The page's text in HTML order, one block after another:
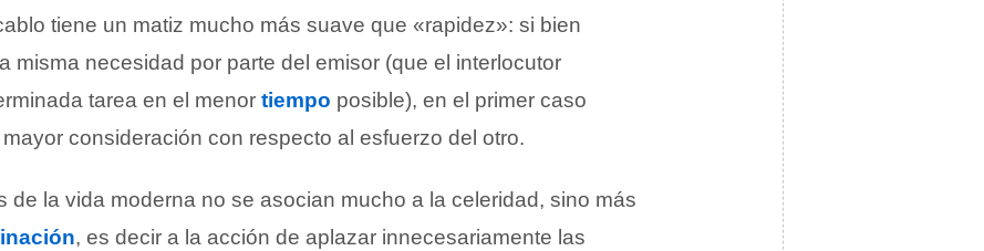
tiene un matiz mucho más suave que «rapidez»: si bien
misma necesidad por parte del emisor (que el interlocutor
tarea en el menor tiempo posible), en el primer caso
consideración con respecto al esfuerzo del otro.
de la vida moderna no se asocian mucho a la celeridad, sino más
, es decir a la acción de aplazar innecesariamente las